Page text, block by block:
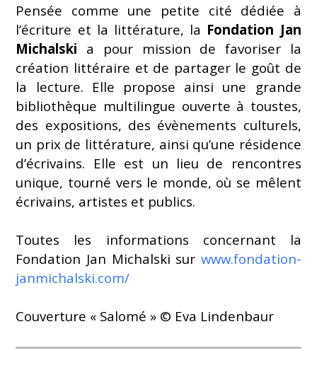
Pensée comme une petite cité dédiée à
l’écriture et la littérature, la Fondation Jan
Michalski a pour mission de favoriser la
création littéraire et de partager le goût de
la lecture. Elle propose ainsi une grande
bibliothèque multilingue ouverte à toustes,
des expositions, des évènements culturels,
un prix de littérature, ainsi qu’une résidence
d’écrivains. Elle est un lieu de rencontres
unique, tourné vers le monde, où se mêlent
écrivains, artistes et publics.
Toutes les informations concernant la
Fondation Jan Michalski sur www.fondation-
janmichalski.com/
Couverture « Salomé » © Eva Lindenbaur